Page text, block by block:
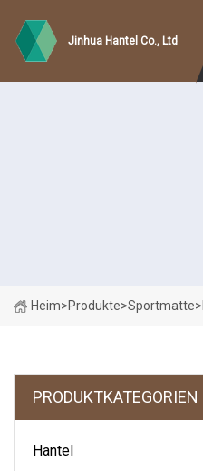
Jinhua Hantel Co., Ltd
Heim>Produkte>Sportmatte>
PRODUKTKATEGORIEN
Hantel